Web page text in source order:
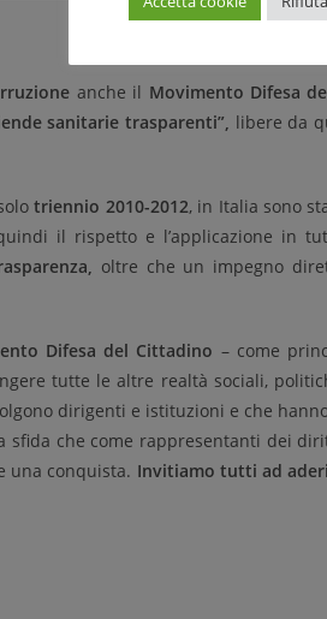
anche il Movimento Difesa
sanitarie trasparenti”, libere da
triennio 2010-2012, in Italia sono
il rispetto e l’applicazione in
oltre che un impegno
Difesa del Cittadino – come
tutte le altre realtà sociali,
dirigenti e istituzioni e che
sfida che come rappresentanti dei
una conquista. Invitiamo tutti ad